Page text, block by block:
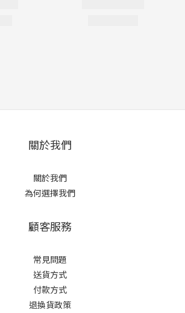
關於我們
關於我們
為何選擇我們
顧客服務
常見問題
送貨方式
付款方式
退換貨政策